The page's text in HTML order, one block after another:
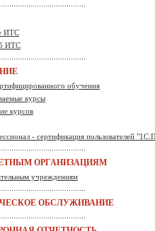
ИТС
ИТС
обучения
курсы
курсов
- сертификация пользователей
ОРГАНИЗАЦИЯМ
учреждениям
ОБСЛУЖИВАНИЕ